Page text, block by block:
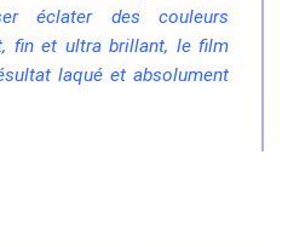
éclater des couleurs
fin et ultra brillant, le film
laqué et absolument